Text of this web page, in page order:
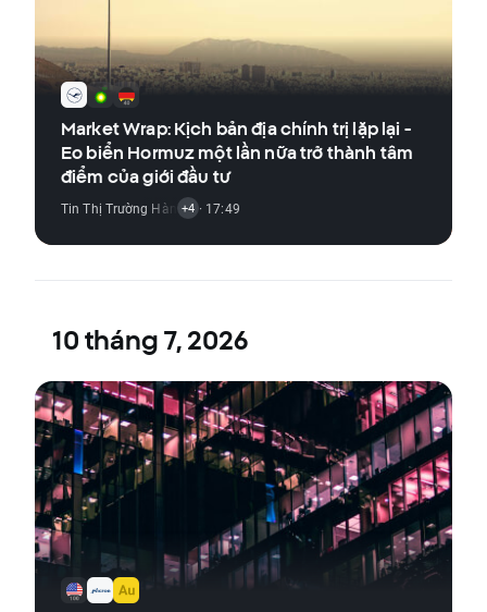
Market Wrap: Kịch bản địa chính trị lặp lại -
Eo biển Hormuz một lần nữa trở thành tâm
điểm của giới đầu tư
Tin Thị Trường Hàng Hóa,Tin Thị Trường Chỉ Số
+4 · 17:49
10 tháng 7, 2026